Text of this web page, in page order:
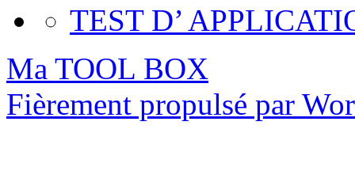
TEST D’
Ma TOOL BOX
Fièrement propulsé par